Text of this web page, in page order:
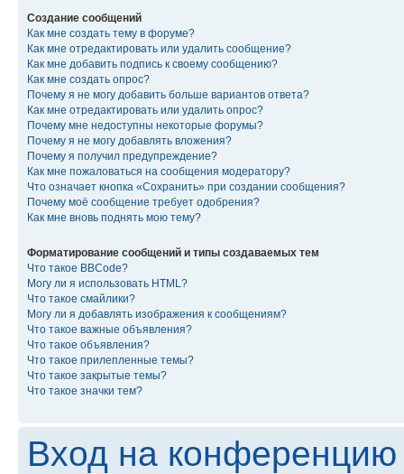
Создание сообщений
Как мне создать тему в форуме?
Как мне отредактировать или удалить сообщение?
Как мне добавить подпись к своему сообщению?
Как мне создать опрос?
Почему я не могу добавить больше вариантов ответа?
Как мне отредактировать или удалить опрос?
Почему мне недоступны некоторые форумы?
Почему я не могу добавлять вложения?
Почему я получил предупреждение?
Как мне пожаловаться на сообщения модератору?
Что означает кнопка «Сохранить» при создании сообщения?
Почему моё сообщение требует одобрения?
Как мне вновь поднять мою тему?
Форматирование сообщений и типы создаваемых тем
Что такое BBCode?
Могу ли я использовать HTML?
Что такое смайлики?
Могу ли я добавлять изображения к сообщениям?
Что такое важные объявления?
Что такое объявления?
Что такое прилепленные темы?
Что такое закрытые темы?
Что такое значки тем?
Вход на конференцию